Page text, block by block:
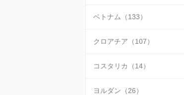
ベトナム（133）
クロアチア（107）
コスタリカ（14）
ヨルダン（26）